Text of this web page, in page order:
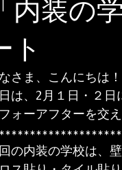
「内装
ト
さま、こんにちは！
は、2月１日・２
ォーアフターを交
の内装の学校は、